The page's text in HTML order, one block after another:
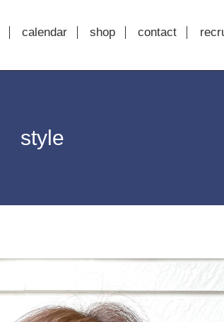
calendar shop contact
style